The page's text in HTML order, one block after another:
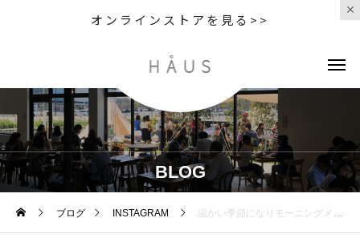
オンラインストアを見る>>
BLOG
ブログ INSTAGRAM .温かい季節になりモーニングメニューも新しいメニューが加わります️.エビとアボカドとトマトがカラフルなコッペパンサンド🥖自家製のタルタルソースが相性抜群️.カリッと焼いたパンにたっぷりの野菜とチーズにベーコンをサンドしたパニーニ🥪.4月11日（土）からの仲間入りです️食べると元気の出るメニューです️.《HÅUS営業時間》◎ショップ 11:00〜20:00.◎TABLE HÅUSモーニング9:00〜11:00（Lo.11:00）ランチ 11:30〜14:00（Lo.14:00）カフェ 14:00〜18:00(Lo.17:30)#HAUS#HÅUS#TABLEHAUS#hausmatsue#haus_matsue#galette#crepe#ガレット#クレープ#クレープリー#松江ランチ#松江カフェ#サンドイッチ#モーニング#松江モーニング#morning#ドリンク#テイクアウトドリンク#パスタ#パスタランチ#松江パスタ#ケーキ#タピオカ#松江タピオカ